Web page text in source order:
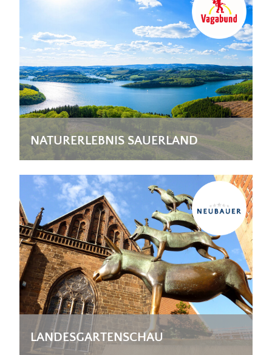
NATURERLEBNIS SAUERLAND
LANDESGARTENSCHAU